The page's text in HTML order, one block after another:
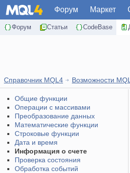
Форум Маркет
Форум Статьи CodeBase
Справочник MQL4 Возможности
Общие функции
Операции с массивами
Преобразование данных
Математические функции
Строковые функции
Дата и время
Информация о счете
Проверка состояния
Обработка событий